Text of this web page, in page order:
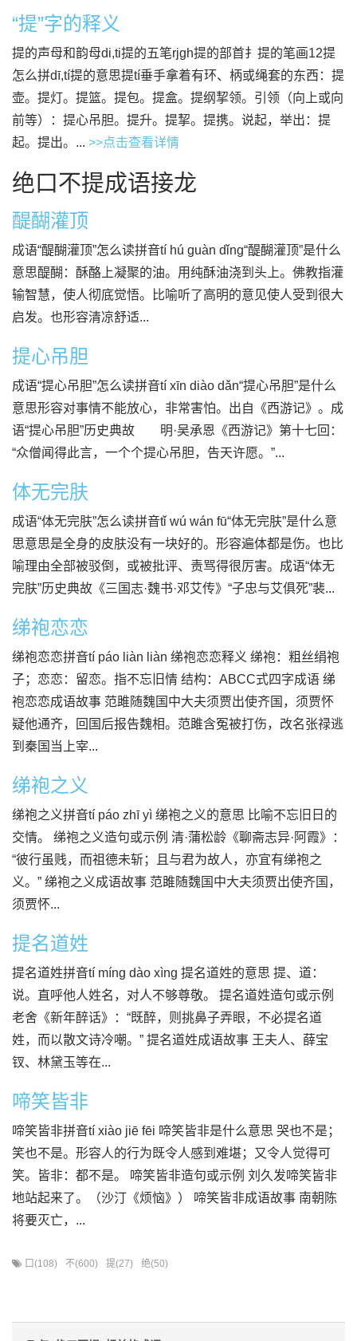
“提”字的释义
提的声母和韵母di,ti提的五笔rjgh提的部首扌提的笔画12提
怎么拼dī,tí提的意思提tí垂手拿着有环、柄或绳套的东西：提
壶。提灯。提篮。提包。提盒。提纲挈领。引领（向上或向
前等）：提心吊胆。提升。提挈。提携。说起，举出：提
起。提出。... >>点击查看详情
绝口不提成语接龙
醍醐灌顶
成语“醍醐灌顶”怎么读拼音tí hú guàn dǐng“醍醐灌顶”是什么
意思醍醐：酥酪上凝聚的油。用纯酥油浇到头上。佛教指灌
输智慧，使人彻底觉悟。比喻听了高明的意见使人受到很大
启发。也形容清凉舒适...
提心吊胆
成语“提心吊胆”怎么读拼音tí xīn diào dǎn“提心吊胆”是什么
意思形容对事情不能放心，非常害怕。出自《西游记》。成
语“提心吊胆”历史典故 明·吴承恩《西游记》第十七回：
“众僧闻得此言，一个个提心吊胆，告天许愿。”...
体无完肤
成语“体无完肤”怎么读拼音tǐ wú wán fū“体无完肤”是什么意
思意思是全身的皮肤没有一块好的。形容遍体都是伤。也比
喻理由全部被驳倒，或被批评、责骂得很厉害。成语“体无
完肤”历史典故《三国志·魏书·邓艾传》“子忠与艾俱死”裴...
绨袍恋恋
绨袍恋恋拼音tí páo liàn liàn 绨袍恋恋释义 绨袍：粗丝绢袍
子；恋恋：留恋。指不忘旧情 结构：ABCC式四字成语 绨
袍恋恋成语故事 范雎随魏国中大夫须贾出使齐国，须贾怀
疑他通齐，回国后报告魏相。范雎含冤被打伤，改名张禄逃
到秦国当上宰...
绨袍之义
绨袍之义拼音tí páo zhī yì 绨袍之义的意思 比喻不忘旧日的
交情。 绨袍之义造句或示例 清·蒲松龄《聊斋志异·阿霞》：
“彼行虽贱，而祖德未斩；且与君为故人，亦宜有绨袍之
义。” 绨袍之义成语故事 范雎随魏国中大夫须贾出使齐国，
须贾怀...
提名道姓
提名道姓拼音tí míng dào xìng 提名道姓的意思 提、道：
说。直呼他人姓名，对人不够尊敬。 提名道姓造句或示例
老舍《新年醉话》：“既醉，则挑鼻子弄眼，不必提名道
姓，而以散文诗冷嘲。” 提名道姓成语故事 王夫人、薛宝
钗、林黛玉等在...
啼笑皆非
啼笑皆非拼音tí xiào jiē fēi 啼笑皆非是什么意思 哭也不是；
笑也不是。形容人的行为既令人感到难堪；又令人觉得可
笑。皆非：都不是。 啼笑皆非造句或示例 刘久发啼笑皆非
地站起来了。（沙汀《烦恼》） 啼笑皆非成语故事 南朝陈
将要灭亡，...
口(108) 不(600) 提(27) 绝(50)